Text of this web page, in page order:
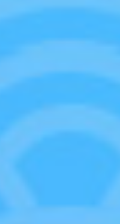
由此
上就可